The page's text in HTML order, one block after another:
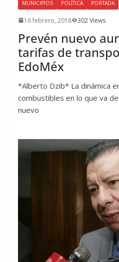
MUNICIPIOS POLÍTICA PORTADA
16 febrero, 2018 302 Views
Prevén nuevo
tarifas de
EdoMéx
*Alberto Dzib* La dinámica
combustibles en lo que va
nuevo